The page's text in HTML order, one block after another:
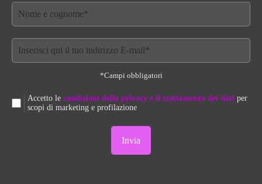
*Campi obbligatori
Accetto le condizioni della privacy e il trattamento dei dati per
scopi di marketing e profilazione